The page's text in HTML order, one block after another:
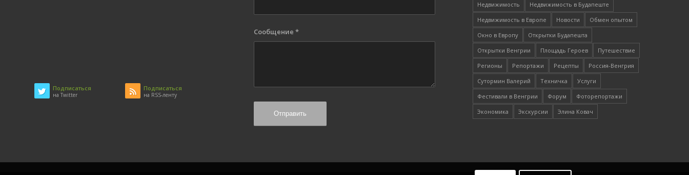
Подписаться
на Twitter
Подписаться
на RSS-ленту
Сообщение *
Недвижимость
Недвижимость в Будапеште
Недвижимость в Европе
Новости
Обмен опытом
Окно в Европу
Открытки Будапешта
Открытки Венгрии
Площадь Героев
Путешествие
Регионы
Репортажи Рецепты
Россия-Венгрия
Сутормин Валерий
Техничка
Услуги
Фестивали в Венгрии
Форум
Фоторепортажи
Экономика
Экскурсии Элина Ковач